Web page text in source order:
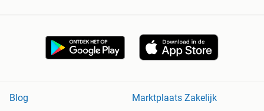
Blog
Marktplaats Zakelijk